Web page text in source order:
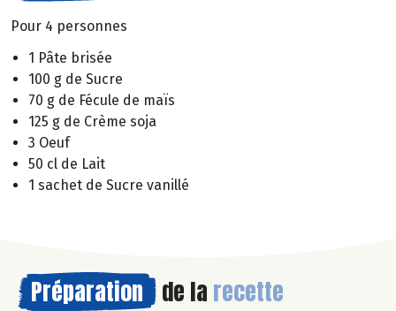
Pour 4 personnes
1 Pâte brisée
100 g de Sucre
70 g de Fécule de maïs
125 g de Crème soja
3 Oeuf
50 cl de Lait
1 sachet de Sucre vanillé
Préparation de la recette